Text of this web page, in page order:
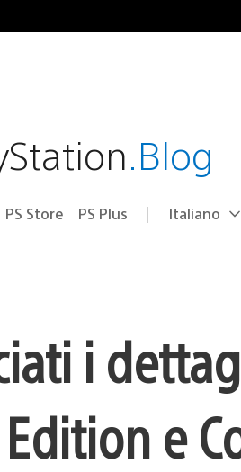
.Blog
PS Store PS Plus Seleziona
Regione
Italiano
i
e